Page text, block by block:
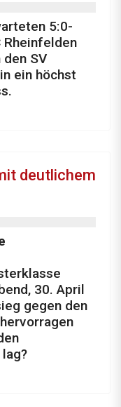
5:0-
Rheinfelden
SV
ein höchst
deutlichem
30. April
gegen den